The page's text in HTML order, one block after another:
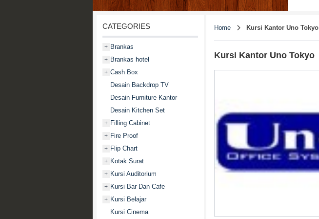
CATEGORIES
+ Brankas
+ Brankas hotel
+ Cash Box
Desain Backdrop TV
Desain Furniture Kantor
Desain Kitchen Set
+ Filling Cabinet
+ Fire Proof
+ Flip Chart
+ Kotak Surat
+ Kursi Auditorium
+ Kursi Bar Dan Cafe
+ Kursi Belajar
Kursi Cinema
Home Kursi Kantor Uno Tokyo
Kursi Kantor Uno Tokyo